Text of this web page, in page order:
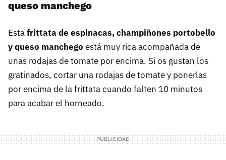
queso manchego
Estafrittata de espinacas, champiñones portobello
y queso manchego está muy rica acompañada de
unas rodajas de tomate por encima. Si os gustan los
gratinados, cortar una rodajas de tomate y ponerlas
por encima de la frittata cuando falten 10 minutos
para acabar el horneado.